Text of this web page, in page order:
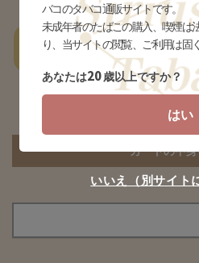
あ行 か行 さ行 た行
該当する商品が
カートの中
バコのタバコ通販サイトです。
未成年者のたばこの購入、喫煙は
り、当サイトの閲覧、ご利用は固
あなたは20歳以上ですか？
はい
いいえ（別サイト